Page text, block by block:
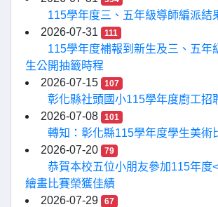
115學年度三、五年級導師編派結
2026-07-31
111
115學年度補報到新生及三、五年
生公開抽籤時程
2026-07-15
107
彰化縣社頭國小115學年度廚工招
2026-07-08
101
轉知：彰化縣115學年度學生美術
2026-07-20
79
恭賀本校五位小朋友參加115年度
繪畫比賽榮獲佳績
2026-07-29
67